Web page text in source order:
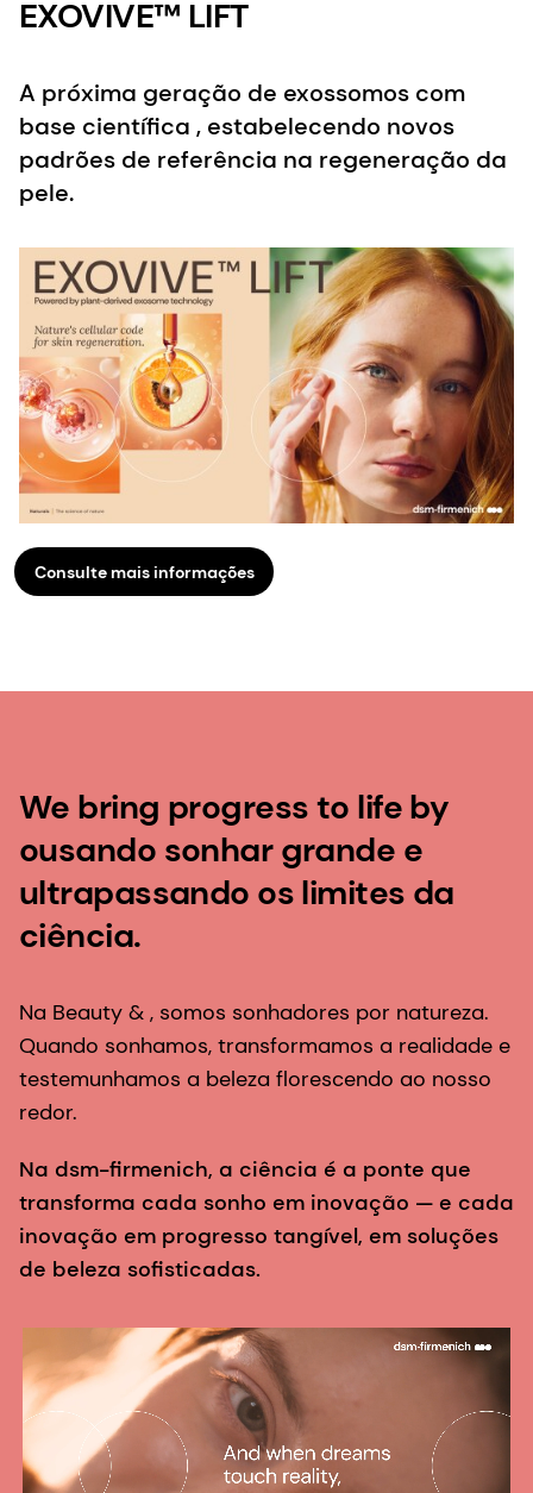
EXOVIVE™ LIFT
A próxima geração de exossomos com
base científica , estabelecendo novos
padrões de referência na regeneração da
pele.
Consulte mais informações
We bring progress to life by
ousando sonhar grande e
ultrapassando os limites da
ciência.
Na Beauty & , somos sonhadores por natureza.
Quando sonhamos, transformamos a realidade e
testemunhamos a beleza florescendo ao nosso
redor.
Na dsm-firmenich, a ciência é a ponte que
transforma cada sonho em inovação — e cada
inovação em progresso tangível, em soluções
de beleza sofisticadas.